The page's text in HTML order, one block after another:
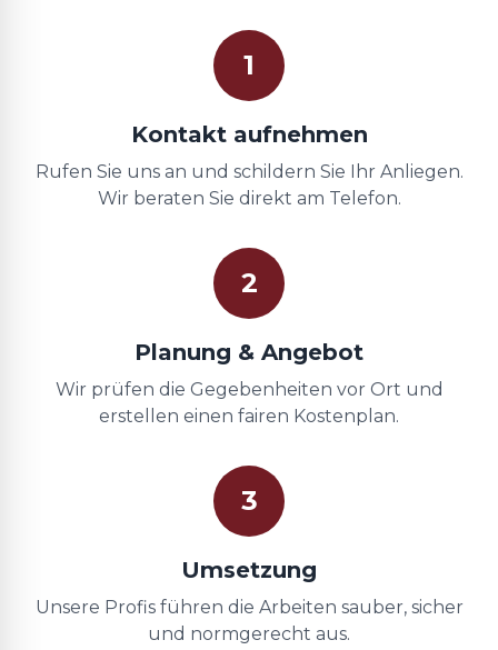
1
Kontakt aufnehmen
Rufen Sie uns an und schildern Sie Ihr Anliegen.
Wir beraten Sie direkt am Telefon.
2
Planung & Angebot
Wir prüfen die Gegebenheiten vor Ort und
erstellen einen fairen Kostenplan.
3
Umsetzung
Unsere Profis führen die Arbeiten sauber, sicher
und normgerecht aus.